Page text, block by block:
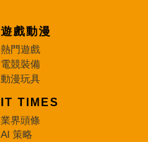
遊戲動漫
熱門遊戲
電競裝備
動漫玩具
IT TIMES
業界頭條
AI 策略